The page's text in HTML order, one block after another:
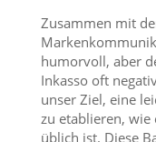
Zusammen mit
humorvoll, aber
Inkasso oft
unser Ziel, eine
zu etablieren, wie
üblich ist. Diese